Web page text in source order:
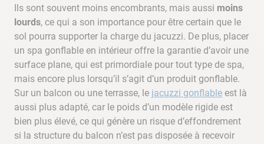
Ils sont souvent moins encombrants, mais aussi moins
lourds, ce qui a son importance pour être certain que le
sol pourra supporter la charge du jacuzzi. De plus, placer
un spa gonflable en intérieur offre la garantie d’avoir une
surface plane, qui est primordiale pour tout type de spa,
mais encore plus lorsqu’il s’agit d’un produit gonflable.
Sur un balcon ou une terrasse, le jacuzzi gonflable est là
aussi plus adapté, car le poids d’un modèle rigide est
bien plus élevé, ce qui génère un risque d’effondrement
si la structure du balcon n’est pas disposée à recevoir